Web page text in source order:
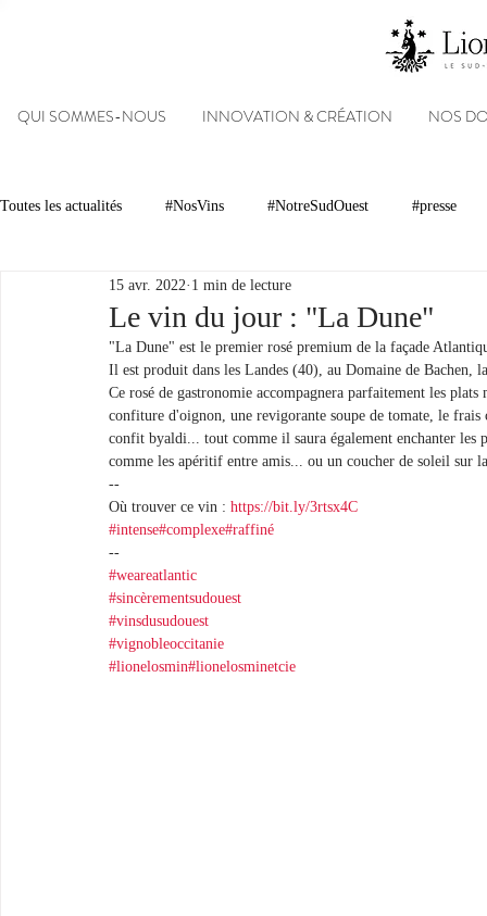
QUI SOMMES-NOUS INNOVATION & CRÉATION NOS
Toutes les actualités #NosVins #NotreSudOuest #presse
Chambre d’Amour Vins Armagnacs
Dégustations Evénements Réseaux sociaux
#NosDomaines
Le vin du jour : "La Dune"
15 avr. 2022 1 min de lecture
"La Dune" est le premier rosé premium de la façade
Il est produit dans les Landes (40), au Domaine de
Ce rosé de gastronomie accompagnera parfaitement les
confiture d'oignon, une revigorante soupe de tomate, le
confit byaldi... tout comme il saura également enchanter les
comme les apéritif entre amis... ou un coucher de soleil sur
--
Où trouver ce vin : https://bit.ly/3rtsx4C
#intense#complexe#raffiné
--
#weareatlantic
#sincèrementsudouest
#vinsdusudouest
#vignobleoccitanie
#lionelosmin#lionelosminetcie